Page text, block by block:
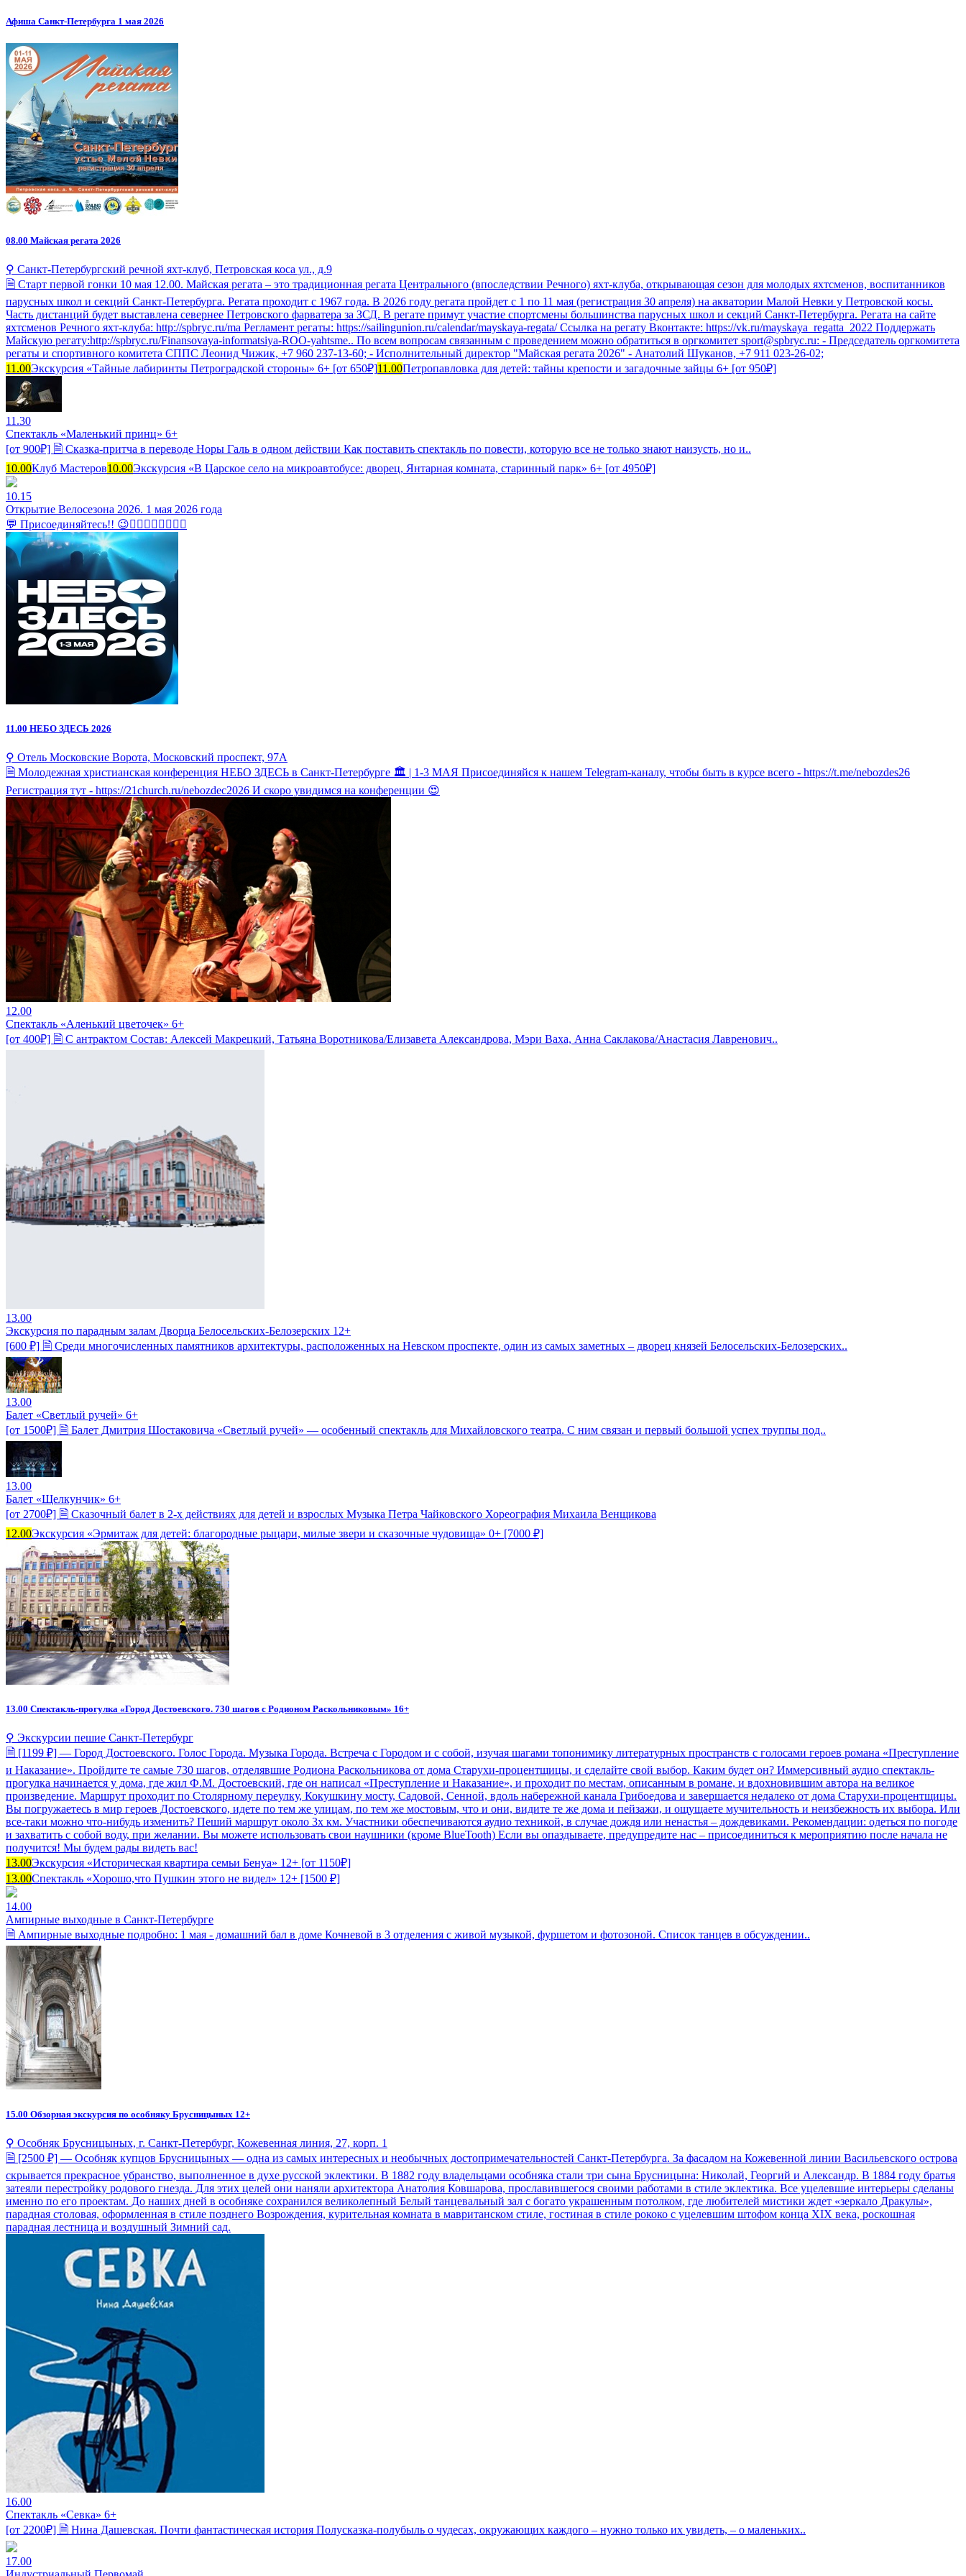
Афиша Санкт-Петербурга 1 мая 2026
08.00 Майская регата 2026
⚲ Санкт-Петербургский речной яхт-клуб, Петровская коса ул., д.9
🗎 Старт первой гонки 10 мая 12.00. Майская регата – это традиционная регата Центрального (впоследствии Речного) яхт-клуба, открывающая сезон для молодых яхтсменов, воспитанников
парусных школ и секций Санкт-Петербурга. Регата проходит с 1967 года. В 2026 году регата пройдет c 1 по 11 мая (регистрация 30 апреля) на акватории Малой Невки у Петровской косы.
Часть дистанций будет выставлена севернее Петровского фарватера за ЗСД. В регате примут участие спортсмены большинства парусных школ и секций Санкт-Петербурга. Регата на сайте
яхтсменов Речного яхт-клуба: http://spbryc.ru/ma Регламент регаты: https://sailingunion.ru/calendar/mayskaya-regata/ Ссылка на регату Вконтакте: https://vk.ru/mayskaya_regatta_2022 Поддержать
Майскую регату:http://spbryc.ru/Finansovaya-informatsiya-ROO-yahtsme.. По всем вопросам связанным с проведением можно обратиться в оргкомитет sport@spbryc.ru: - Председатель оргкомитета
регаты и спортивного комитета СППС Леонид Чижик, +7 960 237-13-60; - Исполнительный директор "Майская регата 2026" - Анатолий Шуканов, +7 911 023-26-02;
11.00Экскурсия «Тайные лабиринты Петроградской стороны» 6+ [от 650₽]11.00Петропавловка для детей: тайны крепости и загадочные зайцы 6+ [от 950₽]
11.30
Спектакль «Маленький принц» 6+
[от 900₽] 🗎 Сказка-притча в переводе Норы Галь в одном действии Как поставить спектакль по повести, которую все не только знают наизусть, но и..
10.00Клуб Мастеров10.00Экскурсия «В Царское село на микроавтобусе: дворец, Янтарная комната, старинный парк» 6+ [от 4950₽]
10.15
Открытие Велосезона 2026. 1 мая 2026 года
💬 Присоединяйтесь!! 😉🚴‍♂🚴‍♀🚴‍♂🚴‍♀
11.00 НЕБО ЗДЕСЬ 2026
⚲ Отель Московские Ворота, Московский проспект, 97А
🗎 Молодежная христианская конференция НЕБО ЗДЕСЬ в Санкт-Петербурге 🏛️ | 1-3 МАЯ Присоединяйся к нашем Telegram-каналу, чтобы быть в курсе всего - https://t.me/nebozdes26
Регистрация тут - https://21church.ru/nebozdec2026 И скоро увидимся на конференции 😍
12.00
Спектакль «Аленький цветочек» 6+
[от 400₽] 🗎 С антрактом Состав: Алексей Макрецкий, Татьяна Воротникова/Елизавета Александрова, Мэри Ваха, Анна Саклакова/Анастасия Лавренович..
13.00
Экскурсия по парадным залам Дворца Белосельских-Белозерских 12+
[600 ₽] 🗎 Среди многочисленных памятников архитектуры, расположенных на Невском проспекте, один из самых заметных – дворец князей Белосельских-Белозерских..
13.00
Балет «Светлый ручей» 6+
[от 1500₽] 🗎 Балет Дмитрия Шостаковича «Светлый ручей» — особенный спектакль для Михайловского театра. С ним связан и первый большой успех труппы под..
13.00
Балет «Щелкунчик» 6+
[от 2700₽] 🗎 Сказочный балет в 2-х действиях для детей и взрослых Музыка Петра Чайковского Хореография Михаила Венщикова
12.00Экскурсия «Эрмитаж для детей: благородные рыцари, милые звери и сказочные чудовища» 0+ [7000 ₽]
13.00 Спектакль-прогулка «Город Достоевского. 730 шагов с Родионом Раскольниковым» 16+
⚲ Экскурсии пешие Санкт-Петербург
🗎 [1199 ₽] — Город Достоевского. Голос Города. Музыка Города. Встреча с Городом и с собой, изучая шагами топонимику литературных пространств с голосами героев романа «Преступление
и Наказание». Пройдите те самые 730 шагов, отделявшие Родиона Раскольникова от дома Старухи-процентщицы, и сделайте свой выбор. Каким будет он? Иммерсивный аудио спектакль-
прогулка начинается у дома, где жил Ф.М. Достоевский, где он написал «Преступление и Наказание», и проходит по местам, описанным в романе, и вдохновившим автора на великое
произведение. Маршрут проходит по Столярному переулку, Кокушкину мосту, Садовой, Сенной, вдоль набережной канала Грибоедова и завершается недалеко от дома Старухи-процентщицы.
Вы погружаетесь в мир героев Достоевского, идете по тем же улицам, по тем же мостовым, что и они, видите те же дома и пейзажи, и ощущаете мучительность и неизбежность их выбора. Или
все-таки можно что-нибудь изменить? Пеший маршрут около 3х км. Участники обеспечиваются аудио техникой, в случае дождя или ненастья – дождевиками. Рекомендации: одеться по погоде
и захватить с собой воду, при желании. Вы можете использовать свои наушники (кроме BlueTooth) Если вы опаздываете, предупредите нас – присоединиться к мероприятию после начала не
получится! Мы будем рады видеть вас!
13.00Экскурсия «Историческая квартира семьи Бенуа» 12+ [от 1150₽]
13.00Спектакль «Хорошо,что Пушкин этого не видел» 12+ [1500 ₽]
14.00
Ампирные выходные в Санкт-Петербурге
🗎 Ампирные выходные подробно: 1 мая - домашний бал в доме Кочневой в 3 отделения с живой музыкой, фуршетом и фотозоной. Список танцев в обсуждении..
15.00 Обзорная экскурсия по особняку Брусницыных 12+
⚲ Особняк Брусницыных, г. Санкт-Петербург, Кожевенная линия, 27, корп. 1
🗎 [2500 ₽] — Особняк купцов Брусницыных — одна из самых интересных и необычных достопримечательностей Санкт-Петербурга. За фасадом на Кожевенной линии Васильевского острова
скрывается прекрасное убранство, выполненное в духе русской эклектики. В 1882 году владельцами особняка стали три сына Брусницына: Николай, Георгий и Александр. В 1884 году братья
затеяли перестройку родового гнезда. Для этих целей они наняли архитектора Анатолия Ковшарова, прославившегося своими работами в стиле эклектика. Все уцелевшие интерьеры сделаны
именно по его проектам. До наших дней в особняке сохранился великолепный Белый танцевальный зал с богато украшенным потолком, где любителей мистики ждет «зеркало Дракулы»,
парадная столовая, оформленная в стиле позднего Возрождения, курительная комната в мавританском стиле, гостиная в стиле рококо с уцелевшим штофом конца XIX века, роскошная
парадная лестница и воздушный Зимний сад.
16.00
Спектакль «Севка» 6+
[от 2200₽] 🗎 Нина Дашевская. Почти фантастическая история Полусказка-полубыль о чудесах, окружающих каждого – нужно только их увидеть, – о маленьких..
17.00